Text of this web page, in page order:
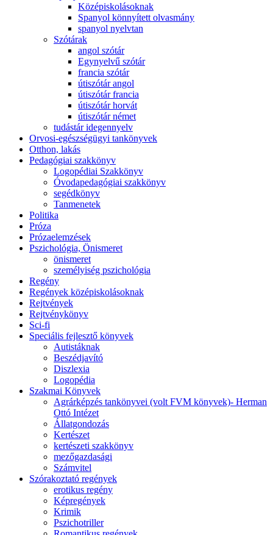
Középiskolásoknak
Spanyol könnyített olvasmány
spanyol nyelvtan
Szótárak
angol szótár
Egynyelvű szótár
francia szótár
útiszótár angol
útiszótár francia
útiszótár horvát
útiszótár német
tudástár idegennyelv
Orvosi-egészségügyi tankönyvek
Otthon, lakás
Pedagógiai szakkönyv
Logopédiai Szakkönyv
Óvodapedagógiai szakkönyv
segédkönyv
Tanmenetek
Politika
Próza
Prózaelemzések
Pszichológia, Önismeret
önismeret
személyiség pszichológia
Regény
Regények középiskolásoknak
Rejtvények
Rejtvénykönyv
Sci-fi
Speciális fejlesztő könyvek
Autistáknak
Beszédjavító
Diszlexia
Logopédia
Szakmai Könyvek
Agrárképzés tankönyvei (volt FVM könyvek)- Herman
Ottó Intézet
Állatgondozás
Kertészet
kertészeti szakkönyv
mezőgazdasági
Számvitel
Szórakoztató regények
erotikus regény
Képregények
Krimik
Pszichotriller